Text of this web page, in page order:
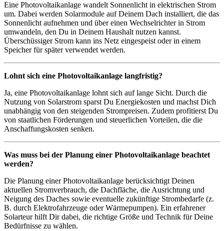
Eine Photovoltaikanlage wandelt Sonnenlicht in elektrischen Strom
um. Dabei werden Solarmodule auf Deinem Dach installiert, die das
Sonnenlicht aufnehmen und über einen Wechselrichter in Strom
umwandeln, den Du in Deinem Haushalt nutzen kannst.
Überschüssiger Strom kann ins Netz eingespeist oder in einem
Speicher für später verwendet werden.
Lohnt sich eine Photovoltaikanlage langfristig?
Ja, eine Photovoltaikanlage lohnt sich auf lange Sicht. Durch die
Nutzung von Solarstrom sparst Du Energiekosten und machst Dich
unabhängig von den steigenden Strompreisen. Zudem profitierst Du
von staatlichen Förderungen und steuerlichen Vorteilen, die die
Anschaffungskosten senken.
Was muss bei der Planung einer Photovoltaikanlage beachtet
werden?
Die Planung einer Photovoltaikanlage berücksichtigt Deinen
aktuellen Stromverbrauch, die Dachfläche, die Ausrichtung und
Neigung des Daches sowie eventuelle zukünftige Strombedarfe (z.
B. durch Elektrofahrzeuge oder Wärmepumpen). Ein erfahrener
Solarteur hilft Dir dabei, die richtige Größe und Technik für Deine
Bedürfnisse zu wählen.